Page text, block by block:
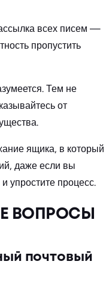
всех писем —
пропустить
Тем не
от
ящика, в который
даже если вы
упростите процесс.
ВОПРОСЫ
почтовый